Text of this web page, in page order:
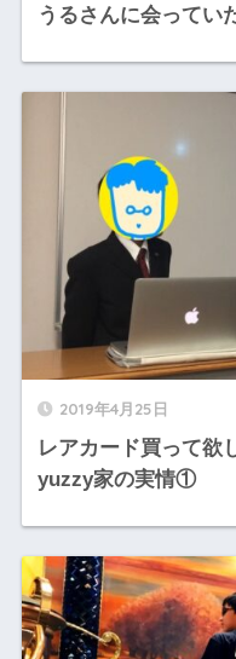
うるさんに会ってい
2019年4月25日
レアカード買って欲
yuzzy家の実情①